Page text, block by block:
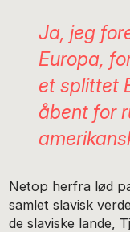
Ja, jeg
Europa,
et splittet
åbent for
Netop herfra lød
samlet slavisk
de slaviske lande,